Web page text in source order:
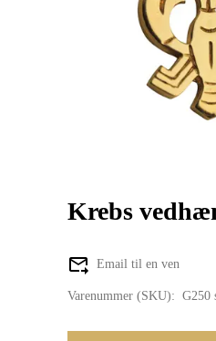
Krebs
Email til en ven
Varenummer (SKU): G250